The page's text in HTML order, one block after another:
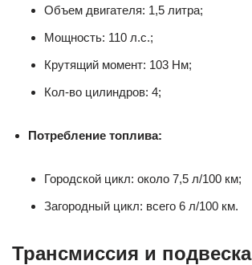
Объем двигателя: 1,5 литра;
Мощность: 110 л.с.;
Крутящий момент: 103 Нм;
Кол-во цилиндров: 4;
Потребление топлива:
Городской цикл: около 7,5 л/100 км;
Загородный цикл: всего 6 л/100 км.
Трансмиссия и подвеска